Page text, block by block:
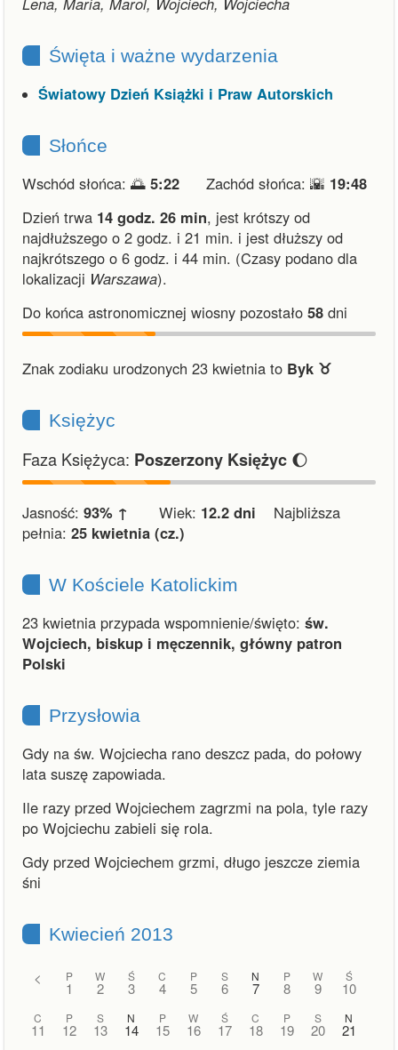
Święta i ważne wydarzenia
Światowy Dzień Książki i Praw Autorskich
Słońce
Wschód słońca: 🌅 5:22 Zachód słońca: 🌇 19:48
Dzień trwa 14 godz. 26 min, jest krótszy od
najdłuższego o 2 godz. i 21 min. i jest dłuższy od
najkrótszego o 6 godz. i 44 min. (Czasy podano dla
lokalizacji Warszawa).
Do końca astronomicznej wiosny pozostało 58 dni
Znak zodiaku urodzonych 23 kwietnia to Byk ♉︎
Księżyc
Faza Księżyca: Poszerzony Księżyc 🌔
Jasność: 93% ↑ Wiek: 12.2 dni Najbliższa
pełnia: 25 kwietnia (cz.)
W Kościele Katolickim
23 kwietnia przypada wspomnienie/święto: św.
Wojciech, biskup i męczennik, główny patron
Polski
Przysłowia
Gdy na św. Wojciecha rano deszcz pada, do połowy
lata suszę zapowiada.
Ile razy przed Wojciechem zagrzmi na pola, tyle razy
po Wojciechu zabieli się rola.
Gdy przed Wojciechem grzmi, długo jeszcze ziemia
śni
Kwiecień 2013
< P
1
W
2
Ś
3
C
4
P
5
S
6
N
7
P
8
W
9
Ś
10
C
11
P
12
S
13
N
14
P
15
W
16
Ś
17
C
18
P
19
S
20
N
21